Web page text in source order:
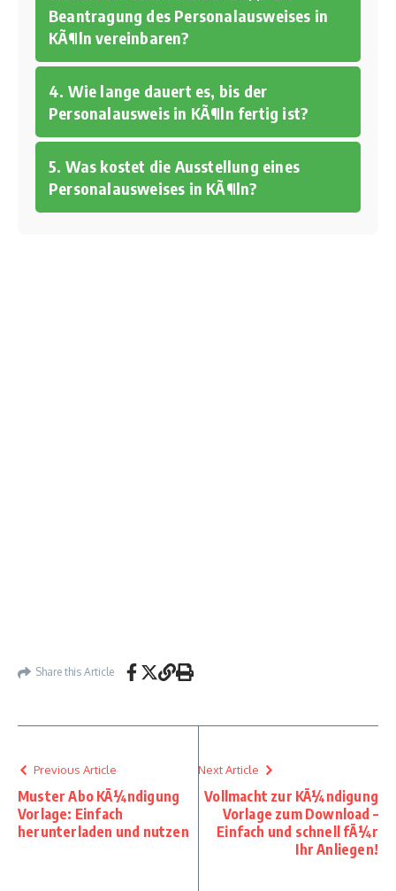
Beantragung des Personalausweises in
KÃ¶ln vereinbaren?
4. Wie lange dauert es, bis der
Personalausweis in KÃ¶ln fertig ist?
5. Was kostet die Ausstellung eines
Personalausweises in KÃ¶ln?
Share this Article
Previous Article
Muster Abo KÃ¼ndigung
Vorlage: Einfach
herunterladen und nutzen
Next Article
Vollmacht zur KÃ¼ndigung
Vorlage zum Download –
Einfach und schnell fÃ¼r
Ihr Anliegen!